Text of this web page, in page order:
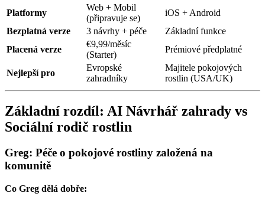
Platformy
Web + Mobil
(připravuje se)
iOS + Android
Bezplatná verze
3 návrhy + péče
Základní funkce
Placená verze
€9,99/měsíc
(Starter)
Prémiové předplatné
Nejlepší pro
Evropské
zahradníky
Majitele pokojových
rostlin (USA/UK)
Základní rozdíl: AI Návrhář zahrady vs
Sociální rodič rostlin
Greg: Péče o pokojové rostliny založená na
komunitě
Co Greg dělá dobře: